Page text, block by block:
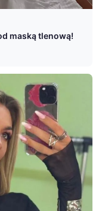
maską tlenową!